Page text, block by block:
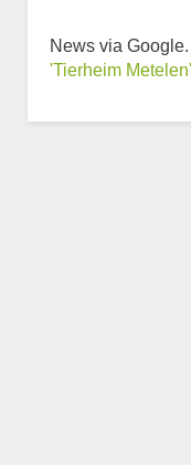
zum
News via Google.
'Tierheim Metelen'